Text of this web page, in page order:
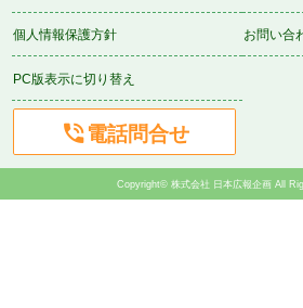
個人情報保護方針 お問い合
PC版表示に切り替え
電話問合せ
Copyright© 株式会社 日本広報企画 All